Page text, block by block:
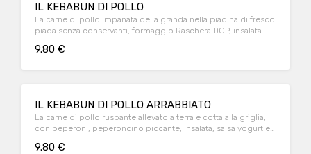
IL KEBABUN DI POLLO
La carne di pollo impanata de la granda nella piadina di fresco
piada senza conservanti, formaggio Raschera DOP, insalata
9.80 €
IL KEBABUN DI POLLO ARRABBIATO
La carne di pollo ruspante allevato a terra e cotta alla griglia,
con peperoni, peperoncino piccante, insalata, salsa yogurt e
9.80 €